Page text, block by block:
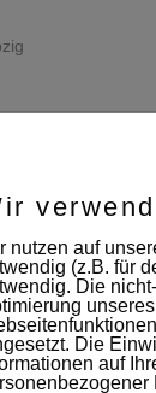
nutzen auf
(z.B. für
Die
Die
auf